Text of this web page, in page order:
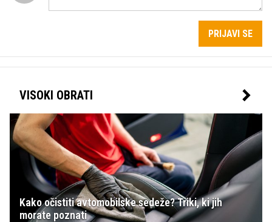
PRIJAVI SE
VISOKI OBRATI
Kako očistiti avtomobilske sedeže? Triki, ki jih
morate poznati